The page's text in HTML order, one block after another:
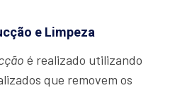
e Limpeza
é realizado utilizando
que removem os